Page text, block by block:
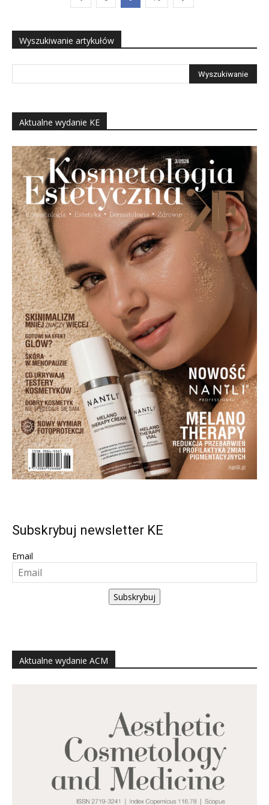
Wyszukiwanie artykułów
Aktualne wydanie KE
Subskrybuj newsletter KE
Email
Subskrybuj
Aktualne wydanie ACM